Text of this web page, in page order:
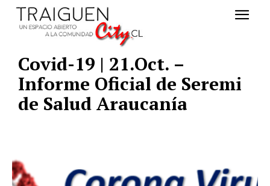
Covid-19 | 21.Oct. –
Informe Oficial de Seremi
de Salud Araucanía